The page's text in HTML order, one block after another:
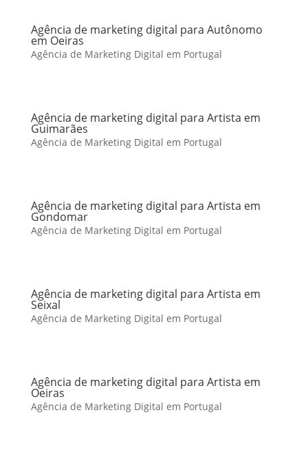
Agência de marketing digital para Autônomo
em Oeiras
Agência de Marketing Digital em Portugal
Agência de marketing digital para Artista em
Guimarães
Agência de Marketing Digital em Portugal
Agência de marketing digital para Artista em
Gondomar
Agência de Marketing Digital em Portugal
Agência de marketing digital para Artista em
Seixal
Agência de Marketing Digital em Portugal
Agência de marketing digital para Artista em
Oeiras
Agência de Marketing Digital em Portugal